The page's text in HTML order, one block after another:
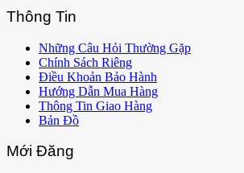
Thông Tin
Những Câu Hỏi Thường Gặp
Chính Sách Riêng
Điều Khoản Bảo Hành
Hướng Dẫn Mua Hàng
Thông Tin Giao Hàng
Bản Đồ
Mới Đăng